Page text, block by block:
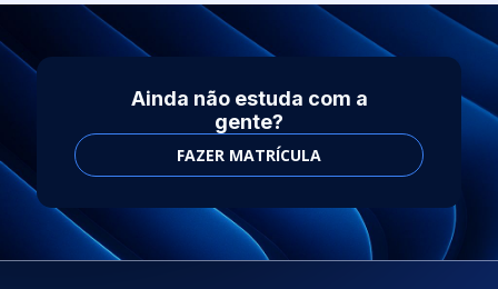
Ainda não estuda com a
gente?
FAZER MATRÍCULA